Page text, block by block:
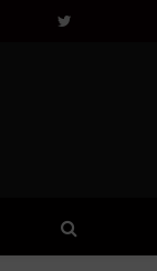
Twitter